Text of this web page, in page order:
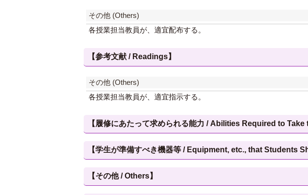
その他 (Others)
各授業担当教員が、適宜配布する。
【参考文献 / Readings】
その他 (Others)
各授業担当教員が、適宜指示する。
【履修にあたって求められる能力 / Abilities Required to Take
【学生が準備すべき機器等 / Equipment, etc., that Students
【その他 / Others】